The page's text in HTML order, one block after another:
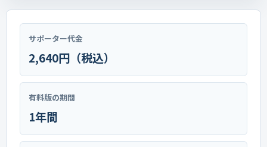
サポーター代金
2,640円（税込）
有料版の期間
1年間